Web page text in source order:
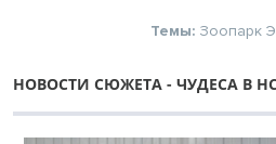
Темы: Зоопарк
НОВОСТИ СЮЖЕТА - ЧУДЕСА В